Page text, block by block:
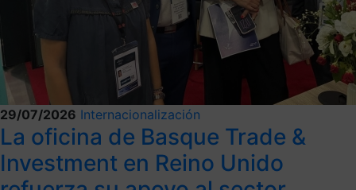
29/07/2026 Internacionalización
La oficina de Basque Trade &
Investment en Reino Unido